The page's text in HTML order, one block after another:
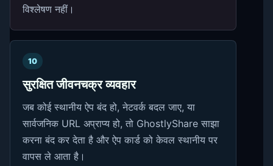
विश्लेषण नहीं।
10
सुरक्षित जीवनचक्र व्यवहार
जब कोई स्थानीय ऐप बंद हो, नेटवर्क बदल जाए, या
सार्वजनिक URL अप्राप्य हो, तो GhostlyShare साझा
करना बंद कर देता है और ऐप कार्ड को केवल स्थानीय पर
वापस ले आता है।